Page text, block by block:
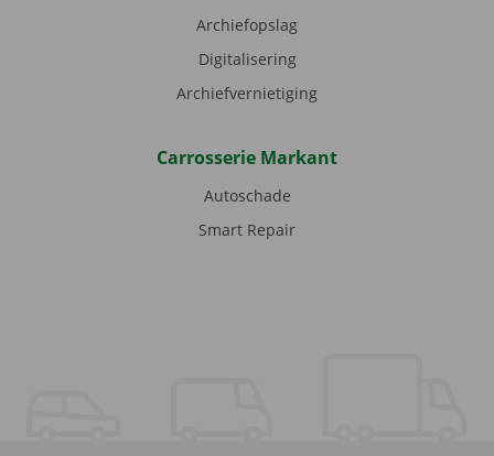
Archiefopslag
Digitalisering
Archiefvernietiging
Carrosserie Markant
Autoschade
Smart Repair